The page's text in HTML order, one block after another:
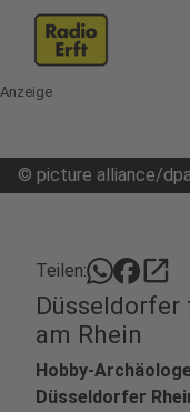
Anzeige
© picture alliance/
Teilen: open_in_new
am Rhein
Hobby-
Düsseldorfer